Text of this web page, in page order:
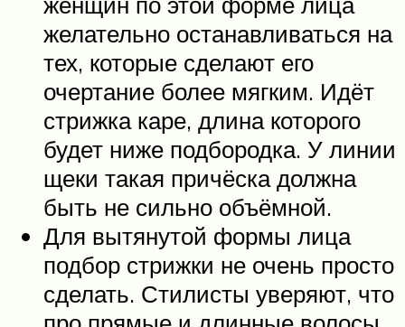
желательно останавливаться на
тех, которые сделают его
очертание более мягким. Идёт
стрижка каре, длина которого
будет ниже подбородка. У линии
щеки такая причёска должна
быть не сильно объёмной.
Для вытянутой формы лица
подбор стрижки не очень просто
сделать. Стилисты уверяют, что